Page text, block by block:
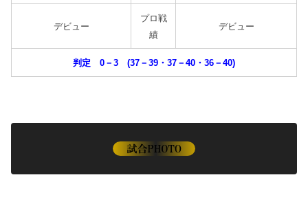
デビュー
プロ戦
績
デビュー
判定 0－3 (37－39・37－40・36－40)